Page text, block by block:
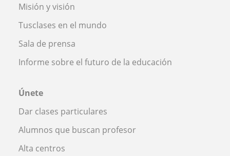
Misión y visión
Tusclases en el mundo
Sala de prensa
Informe sobre el futuro de la educación
Únete
Dar clases particulares
Alumnos que buscan profesor
Alta centros